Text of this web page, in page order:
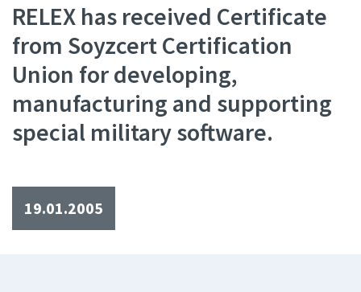
RELEX has received Certificate
from Soyzcert Certification
Union for developing,
manufacturing and supporting
special military software.
19.01.2005